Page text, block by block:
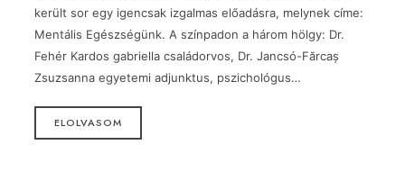
került sor egy igencsak izgalmas előadásra, melynek címe:
Mentális Egészségünk. A színpadon a három hölgy: Dr.
Fehér Kardos gabriella családorvos, Dr. Jancsó-Fărcaș
Zsuzsanna egyetemi adjunktus, pszichológus…
ELOLVASOM